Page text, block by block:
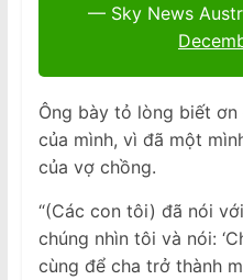
— Sky News
Ông bày tỏ lòng biết
của mình, vì đã một
của vợ chồng.
“(Các con tôi) đã nói
chúng nhìn tôi và nói:
cùng để cha trở thành